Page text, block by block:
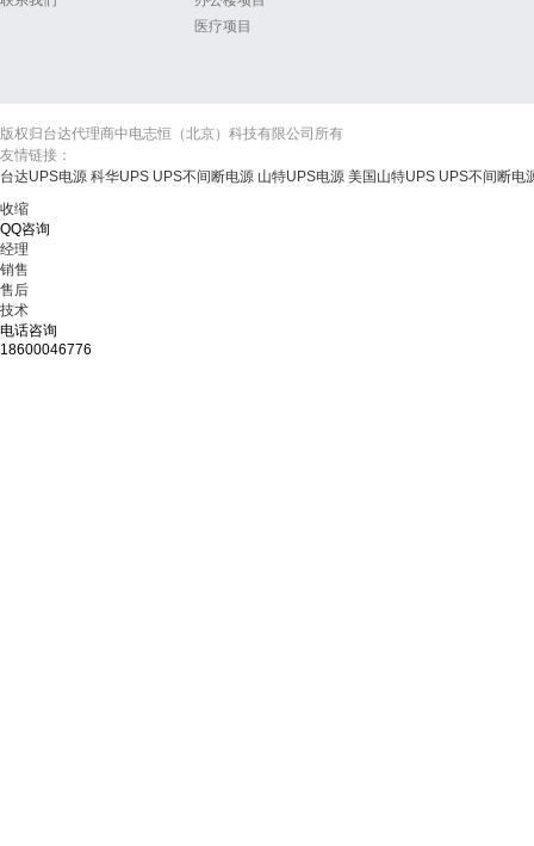
医疗项目
版权归台达代理商中电志恒（北京）科技有限公司所有
友情链接：
台达UPS电源 科华UPS UPS不间断电源 山特UPS电源 美国山特UPS UPS不间断电
收缩
QQ咨询
经理
销售
售后
技术
电话咨询
18600046776